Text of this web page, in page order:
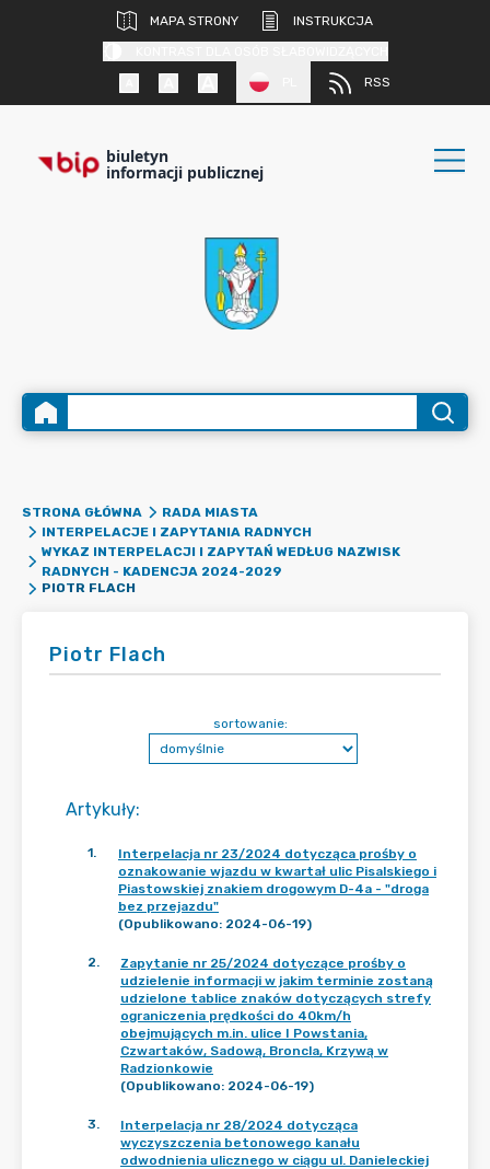
MAPA STRONY
INSTRUKCJA
RSS
biuletyn
informacji publicznej
STRONA GŁÓWNA
RADA MIASTA
INTERPELACJE I ZAPYTANIA RADNYCH
WYKAZ INTERPELACJI I ZAPYTAŃ WEDŁUG NAZWISK
RADNYCH - KADENCJA 2024-2029
PIOTR FLACH
Piotr Flach
Artykuły:
sortowanie:
1.
Interpelacja nr 23/2024 dotycząca prośby o
oznakowanie wjazdu w kwartał ulic Pisalskiego i
Piastowskiej znakiem drogowym D-4a - "droga
bez przejazdu"
(Opublikowano: 2024-06-19)
2.
Zapytanie nr 25/2024 dotyczące prośby o
udzielenie informacji w jakim terminie zostaną
udzielone tablice znaków dotyczących strefy
ograniczenia prędkości do 40km/h
obejmujących m.in. ulice I Powstania,
Czwartaków, Sadową, Broncla, Krzywą w
Radzionkowie
(Opublikowano: 2024-06-19)
3.
Interpelacja nr 28/2024 dotycząca
wyczyszczenia betonowego kanału
odwodnienia ulicznego w ciągu ul. Danieleckiej